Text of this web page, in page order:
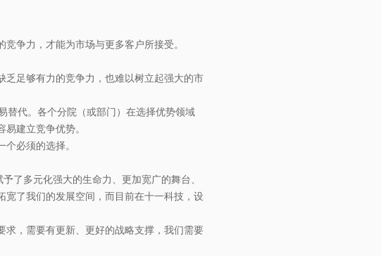
争力，才能为市场与更多客户所接受。
乏足够有力的竞争力，也难以树立起强大的市
替代。各个分院（或部门）在选择优势领域
建立竞争优势。
必须的选择。
了多元化强大的生命力、更加宽广的舞台、
宽了我们的发展空间，而目前在十一科技，设
求，需要有更新、更好的战略支撑，我们需要